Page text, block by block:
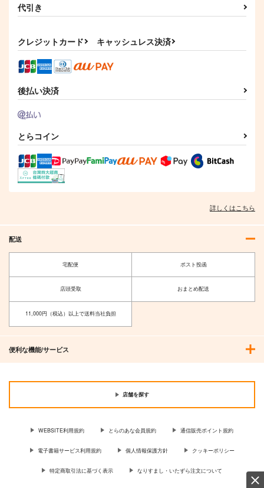
代引き
クレジットカード キャッシュレス決済
後払い決済
とらコイン
詳しくはこちら
配送
宅配便 ポスト投函
店頭受取 おまとめ配送
11,000円（税込）以上で送料当社負担
便利な機能/サービス
店舗を探す
WEBSITE利用規約 とらのあな会員規約 通信販売ポイント規約
電子書籍サービス利用規約 個人情報保護方針 クッキーポリシー
特定商取引法に基づく表示 なりすまし・いたずら注文について